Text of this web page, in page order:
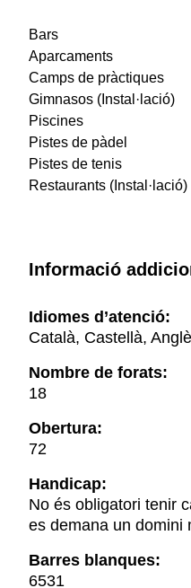
Bars
Aparcaments
Camps de pràctiques
Gimnasos (Instal·lació)
Piscines
Pistes de pàdel
Pistes de tenis
Restaurants (Instal·lació)
Informació
Idiomes d’atenció:
Català, Castellà,
Nombre de forats:
18
Obertura:
72
Handicap:
No és obligatori tenir
es demana un domini
Barres blanques:
6531